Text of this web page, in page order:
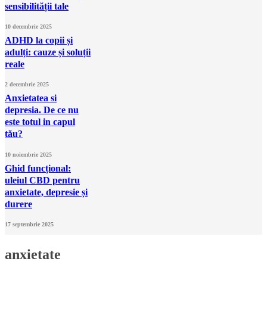
sensibilității tale
10 decembrie 2025
ADHD la copii și
adulți: cauze și soluții
reale
2 decembrie 2025
Anxietatea si
depresia. De ce nu
este totul in capul
tău?
10 noiembrie 2025
Ghid funcțional:
uleiul CBD pentru
anxietate, depresie și
durere
17 septembrie 2025
anxietate